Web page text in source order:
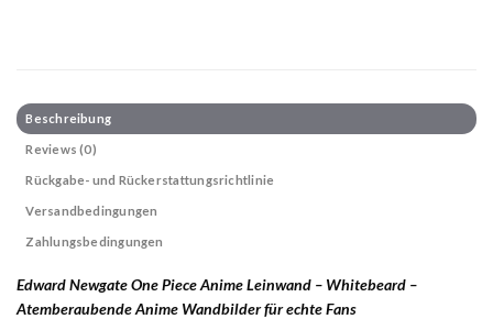
Beschreibung
Reviews (0)
Rückgabe- und Rückerstattungsrichtlinie
Versandbedingungen
Zahlungsbedingungen
Edward Newgate One Piece Anime Leinwand – Whitebeard –
Atemberaubende Anime Wandbilder für echte Fans